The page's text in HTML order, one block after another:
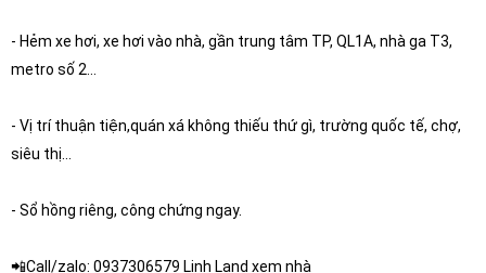
- Hẻm xe hơi, xe hơi vào nhà, gần trung tâm TP, QL1A, nhà ga T3,
metro số 2…
- Vị trí thuận tiện,quán xá không thiếu thứ gì, trường quốc tế, chợ,
siêu thị…
- Sổ hồng riêng, công chứng ngay.
📲Call/zalo: 0937306579 Linh Land xem nhà